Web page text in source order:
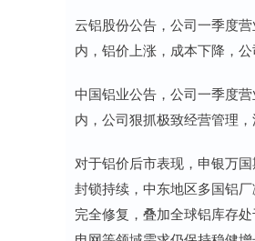
云铝股份公告，公司一季度
内，铝价上涨，成本下降，公
中国铝业公告，公司一季度
内，公司狠抓极致经营管理
对于铝价后市表现，申银万
封锁持续，中东地区多国铝
完全修复，叠加全球铝库存